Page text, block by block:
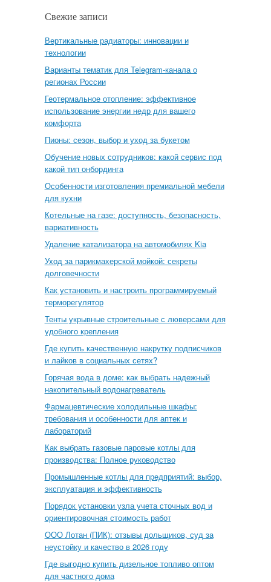
Свежие записи
Вертикальные радиаторы: инновации и
технологии
Варианты тематик для Telegram-канала о
регионах России
Геотермальное отопление: эффективное
использование энергии недр для вашего
комфорта
Пионы: сезон, выбор и уход за букетом
Обучение новых сотрудников: какой сервис под
какой тип онбординга
Особенности изготовления премиальной мебели
для кухни
Котельные на газе: доступность, безопасность,
вариативность
Удаление катализатора на автомобилях Kia
Уход за парикмахерской мойкой: секреты
долговечности
Как установить и настроить программируемый
терморегулятор
Тенты укрывные строительные с люверсами для
удобного крепления
Где купить качественную накрутку подписчиков
и лайков в социальных сетях?
Горячая вода в доме: как выбрать надежный
накопительный водонагреватель
Фармацевтические холодильные шкафы:
требования и особенности для аптек и
лабораторий
Как выбрать газовые паровые котлы для
производства: Полное руководство
Промышленные котлы для предприятий: выбор,
эксплуатация и эффективность
Порядок установки узла учета сточных вод и
ориентировочная стоимость работ
ООО Лотан (ПИК): отзывы дольщиков, суд за
неустойку и качество в 2026 году
Где выгодно купить дизельное топливо оптом
для частного дома